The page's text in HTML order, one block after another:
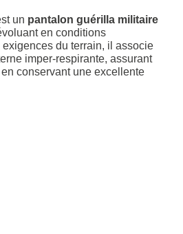
un pantalon guérilla militaire
en conditions
du terrain, il associe
imper-respirante, assurant
conservant une excellente